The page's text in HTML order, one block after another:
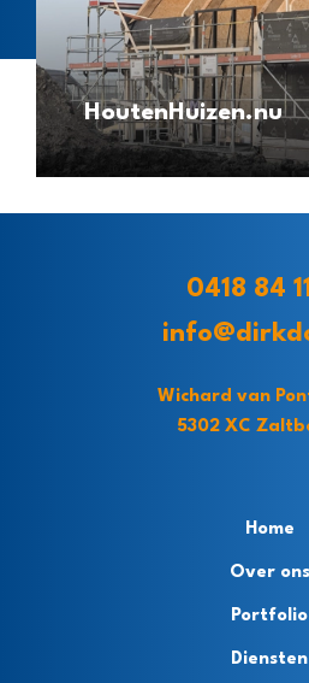
HoutenHuizen.nu
0418 84
Wichard van
5302 XC
Home
Over ons
Portfolio
Diensten